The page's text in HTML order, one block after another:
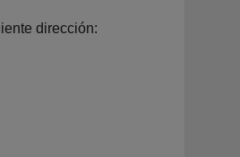
dirección: